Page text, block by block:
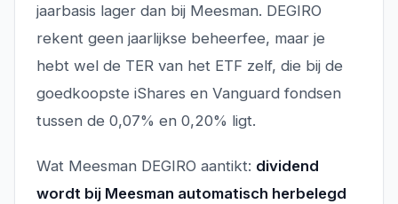
jaarbasis lager dan bij Meesman. DEGIRO
rekent geen jaarlijkse beheerfee, maar je
hebt wel de TER van het ETF zelf, die bij de
goedkoopste iShares en Vanguard fondsen
tussen de 0,07% en 0,20% ligt.
Wat Meesman DEGIRO aantikt: dividend
wordt bij Meesman automatisch herbelegd